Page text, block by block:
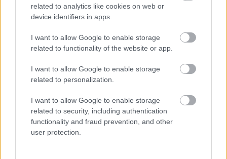
related to analytics like cookies on web or
device identifiers in apps.
I want to allow Google to enable storage
related to functionality of the website or app.
I want to allow Google to enable storage
related to personalization.
I want to allow Google to enable storage
related to security, including authentication
functionality and fraud prevention, and other
user protection.
Füllentő, felelős szerkesztő: Iklódy Győző 1881.